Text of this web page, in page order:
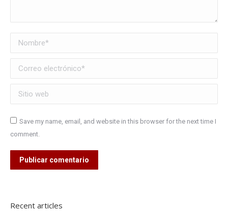
Nombre *
Correo electrónico *
Sitio web
Save my name, email, and website in this browser for the next time I
comment.
Publicar comentario
Recent articles